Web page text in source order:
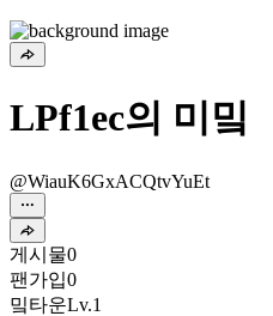
LPf1ec의 미밐
@WiauK6GxACQtvYuEt
게시물0
팬가입0
밐타운Lv.1